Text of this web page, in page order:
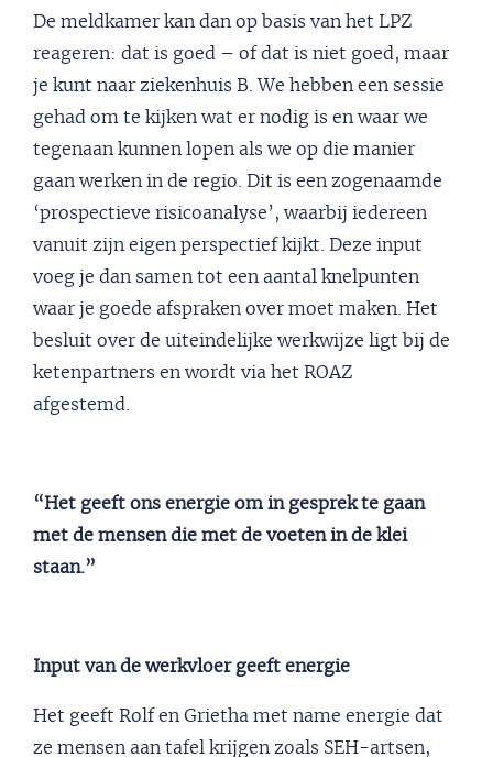
De meldkamer kan dan op basis van het LPZ
reageren: dat is goed – of dat is niet goed, maar
je kunt naar ziekenhuis B. We hebben een sessie
gehad om te kijken wat er nodig is en waar we
tegenaan kunnen lopen als we op die manier
gaan werken in de regio. Dit is een zogenaamde
‘prospectieve risicoanalyse’, waarbij iedereen
vanuit zijn eigen perspectief kijkt. Deze input
voeg je dan samen tot een aantal knelpunten
waar je goede afspraken over moet maken. Het
besluit over de uiteindelijke werkwijze ligt bij de
ketenpartners en wordt via het ROAZ
afgestemd.
“Het geeft ons energie om in gesprek te gaan
met de mensen die met de voeten in de klei
staan.”
Input van de werkvloer geeft energie
Het geeft Rolf en Grietha met name energie dat
ze mensen aan tafel krijgen zoals SEH-artsen,